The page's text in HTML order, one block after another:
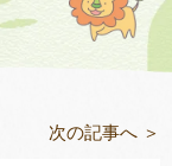
次の記事へ ＞